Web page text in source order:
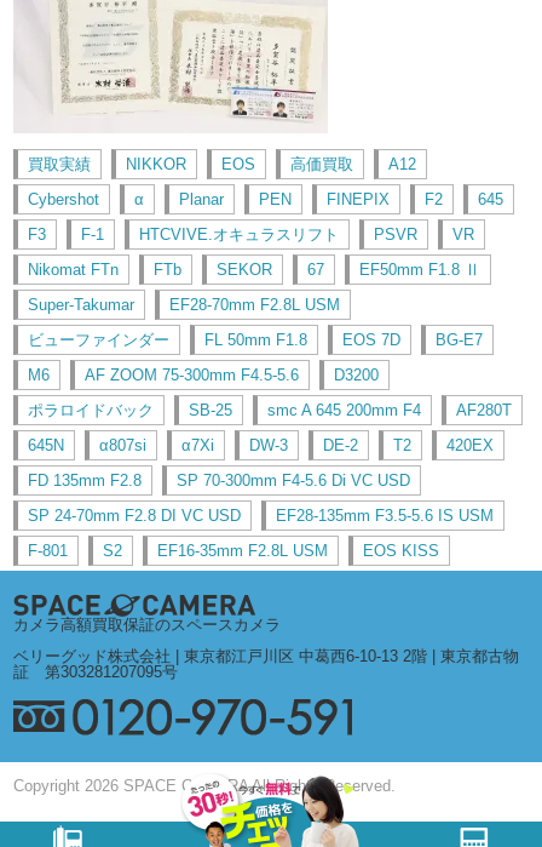
買取実績 NIKKOR EOS 高価買取
A12
Cybershot
α Planar PEN FINEPIX F2
645
F3
F-1 HTCVIVE.オキュラスリフト PSVR
VR
Nikomat FTn
FTb SEKOR 67
EF50mm F1.8 Ⅱ
Super-Takumar
EF28-70mm F2.8L USM
ビューファインダー
FL 50mm F1.8 EOS 7D
BG-E7
M6
AF ZOOM 75-300mm F4.5-5.6
D3200
ポラロイドバック
SB-25 smc A 645 200mm F4
AF280T
645N
α807si α7Xi DW-3 DE-2 T2
420EX
FD 135mm F2.8
SP 70-300mm F4-5.6 Di VC USD
SP 24-70mm F2.8 DI VC USD
EF28-135mm F3.5-5.6 IS USM
F-801
S2 EF16-35mm F2.8L USM EOS KISS
カメラ高額買取保証のスペースカメラ
ベリーグッド株式会社 | 東京都江戸川区 中葛西6-10-13 2階 | 東京都古物
証 第303281207095号
Copyright 2026 SPACE CAMERA All Rights Reserved.